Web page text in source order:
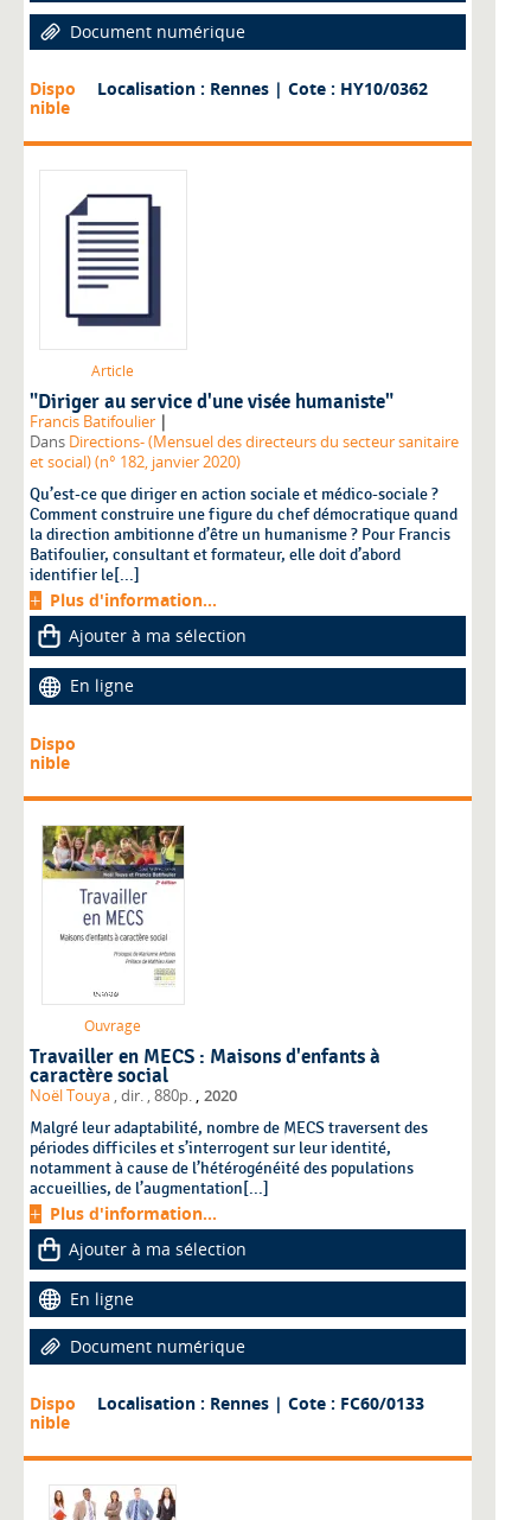
Document numérique
Dispo
nible
Localisation : Rennes | Cote : HY10/0362
Article
"Diriger au service d'une visée humaniste"
Francis Batifoulier |
Dans Directions- (Mensuel des directeurs du secteur sanitaire
et social) (n° 182, janvier 2020)
Qu’est-ce que diriger en action sociale et médico-sociale ?
Comment construire une figure du chef démocratique quand
la direction ambitionne d’être un humanisme ? Pour Francis
Batifoulier, consultant et formateur, elle doit d’abord
identifier le[...]
Plus d'information...
Ajouter à ma sélection
En ligne
Dispo
nible
Ouvrage
Travailler en MECS : Maisons d'enfants à
caractère social
Noël Touya , dir. , 880p. 2020
Malgré leur adaptabilité, nombre de MECS traversent des
périodes difficiles et s’interrogent sur leur identité,
notamment à cause de l’hétérogénéité des populations
accueillies, de l’augmentation[...]
Plus d'information...
Ajouter à ma sélection
En ligne
Document numérique
Dispo
nible
Localisation : Rennes | Cote : FC60/0133